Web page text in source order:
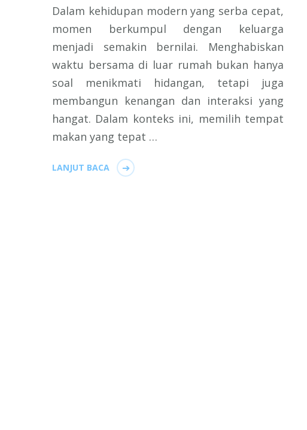
Dalam kehidupan modern yang serba cepat,
momen berkumpul dengan keluarga
menjadi semakin bernilai. Menghabiskan
waktu bersama di luar rumah bukan hanya
soal menikmati hidangan, tetapi juga
membangun kenangan dan interaksi yang
hangat. Dalam konteks ini, memilih tempat
makan yang tepat …
LANJUT BACA